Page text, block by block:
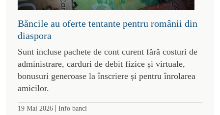
Băncile au oferte tentante pentru românii din
diaspora
Sunt incluse pachete de cont curent fără costuri de
administrare, carduri de debit fizice și virtuale,
bonusuri generoase la înscriere și pentru înrolarea
amicilor.
19 Mai 2026 | Info banci